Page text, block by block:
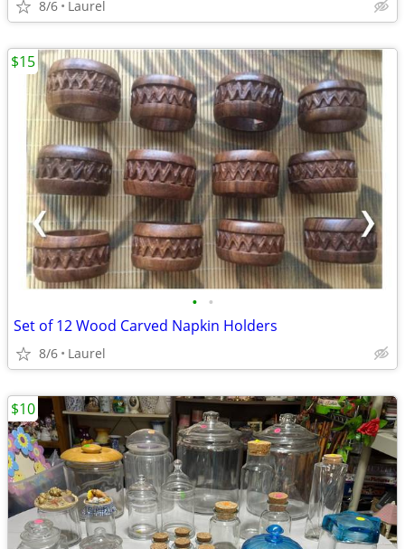
8/6 Laurel
• •
Set of 12 Wood Carved Napkin Holders
8/6 Laurel
$15
$10